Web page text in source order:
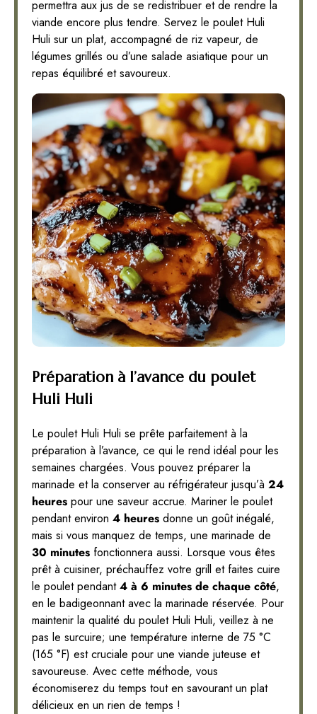
permettra aux jus de se redistribuer et de rendre la
viande encore plus tendre. Servez le poulet Huli
Huli sur un plat, accompagné de riz vapeur, de
légumes grillés ou d’une salade asiatique pour un
repas équilibré et savoureux.
Préparation à l’avance du poulet
Huli Huli
Le poulet Huli Huli se prête parfaitement à la
préparation à l’avance, ce qui le rend idéal pour les
semaines chargées. Vous pouvez préparer la
marinade et la conserver au réfrigérateur jusqu’à 24
heures pour une saveur accrue. Mariner le poulet
pendant environ 4 heures donne un goût inégalé,
mais si vous manquez de temps, une marinade de
30 minutes fonctionnera aussi. Lorsque vous êtes
prêt à cuisiner, préchauffez votre grill et faites cuire
le poulet pendant4 à 6 minutes de chaque côté,
en le badigeonnant avec la marinade réservée. Pour
maintenir la qualité du poulet Huli Huli, veillez à ne
pas le surcuire; une température interne de 75 °C
(165 °F) est cruciale pour une viande juteuse et
savoureuse. Avec cette méthode, vous
économiserez du temps tout en savourant un plat
délicieux en un rien de temps !